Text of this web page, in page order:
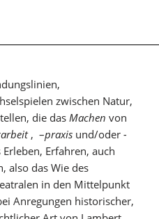
zwischen Natur,
die das Machen von
arbeit, –praxis und/oder -
Erfahren, auch
also das Wie des
in den Mittelpunkt
Anregungen historischer,